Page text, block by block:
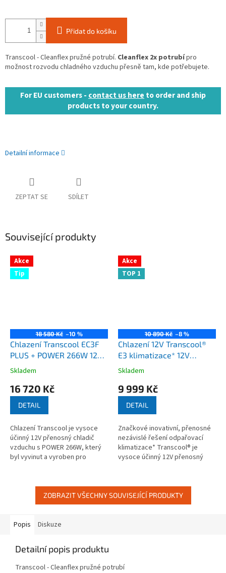
Přidat do košíku
Transcool - Cleanflex pružné potrubí. Cleanflex 2x potrubípro
možnost rozvodu chladného vzduchu přesně tam, kde potřebujete.
For EU customers -contact us hereto order and ship
products to your country.
Detailní informace
ZEPTAT SE SDÍLET
Související produkty
Akce
Tip
18 580 Kč –10 %
Chlazení Transcool EC3F
PLUS + POWER 266W 12V
přenosný odpařovací
Průměrné
produktu
5
hvězdiček.
Skladem
16 720 Kč
DETAIL
Chlazení Transcool je vysoce
účinný 12V přenosný chladič
vzduchu s POWER 266W, který
byl vyvinut a vyroben pro
contact...
Akce
TOP 1
10 890 Kč –8 %
Chlazení 12V Transcool®
E3 klimatizace* 12V
odpařovací chladič
karavan
Průměrné
produktu
5
hvězdiček.
Skladem
9 999 Kč
DETAIL
Značkové inovativní, přenosné
nezávislé řešení odpařovací
klimatizace* Transcool® je
vysoce účinný 12V přenosný
ZOBRAZIT VŠECHNY SOUVISEJÍCÍ PRODUKTY
Popis Diskuze
Detailní popis produktu
Transcool - Cleanflex pružné potrubí